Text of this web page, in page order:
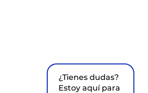
¿Tienes dudas?
Estoy aquí para